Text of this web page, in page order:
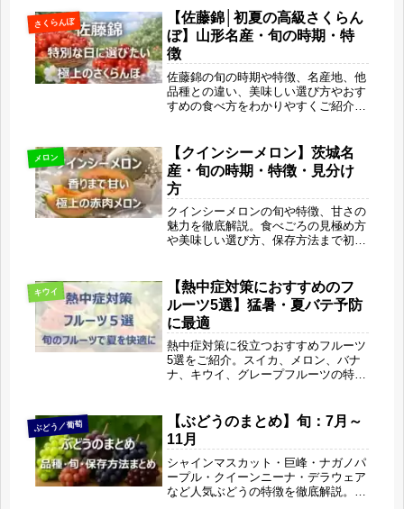
養までわかりやすく紹介します。
さくらんぼ
【佐藤錦│初夏の高級さくらん
ぼ】山形名産・旬の時期・特
徴
佐藤錦の旬の時期や特徴、名産地、他
品種との違い、美味しい選び方やおす
すめの食べ方をわかりやすくご紹介。
康メリットまで詳しく解説します。初
夏だけの贅沢な“赤い宝石”をぜひ味わ
ってみてください。
メロン
【クインシーメロン】茨城名
産・旬の時期・特徴・見分け
方
クインシーメロンの旬や特徴、甘さの
魅力を徹底解説。食べごろの見極め方
や美味しい選び方、保存方法まで初心
を最大限楽しむコツや栄養・美容効果
もわかる初夏の完全ガイドです。
キウイ
【熱中症対策におすすめのフ
ルーツ5選】猛暑・夏バテ予防
に最適
熱中症対策に役立つおすすめフルーツ
5選をご紹介。スイカ、メロン、バナ
ナ、キウイ、グレープフルーツの特徴
さ対策にぴったりの食べ方や取り入れ
方も紹介。暑い夏を元気に乗り切るた
めのフルーツ活用術が満載です。
ぶどう／葡萄
【ぶどうのまとめ】旬：7月～
11月
シャインマスカット・巨峰・ナガノパ
ープル・クイーンニーナ・デラウェア
など人気ぶどうの特徴を徹底解説。旬